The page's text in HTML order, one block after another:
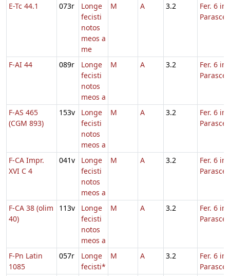
E-Tc 44.1 073r
Longe
fecisti
notos
meos a
me
M A 3.2
Fer. 6 in
F-AI 44 089r
Longe
fecisti
notos
meos a
M A 3.2
Fer. 6 in
F-AS 465
(CGM 893)
153v
Longe
fecisti
notos
meos a
M A 3.2
Fer. 6 in
F-CA Impr.
XVI C 4
041v
Longe
fecisti
notos
meos a
M A 3.2
Fer. 6 in
F-CA 38 (olim
40)
113v
Longe
fecisti
notos
meos a
M A 3.2
Fer. 6 in
F-Pn Latin
1085
057r
Longe
fecisti*
M A 3.2
Fer. 6 in